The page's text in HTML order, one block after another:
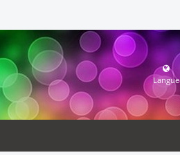
Langue